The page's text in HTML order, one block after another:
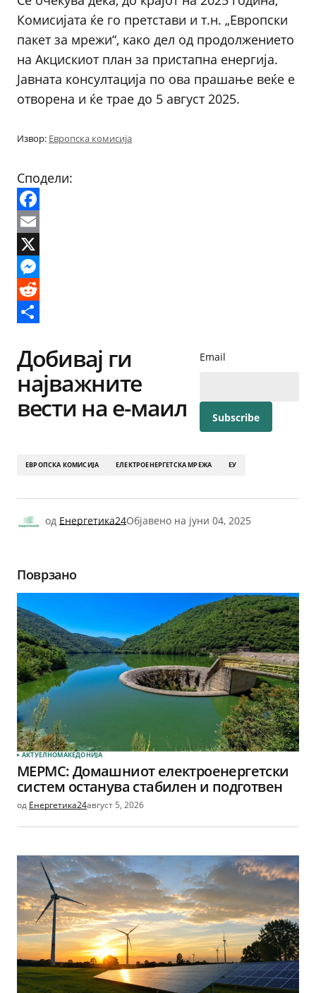
Комисијата ќе го претстави и т.н. „Европски
пакет за мрежи“, како дел од продолжението
на Акцискиот план за пристапна енергија.
Јавната консултација по ова прашање веќе е
отворена и ќе трае до 5 август 2025.
Извор: Европска комисија
Сподели:
Facebook
Email
X
Messenger
Reddit
Добивај ги
најважните
вести на е-маил
Email
ЕВРОПСКА КОМИСИЈА ЕЛЕКТРОЕНЕРГЕТСКА МРЕЖА ЕУ
од Енергетика24Објавено на јуни 04, 2025
Поврзано
АКТУЕЛНОМАКЕДОНИЈА
МЕРМС: Домашниот електроенергетски
систем останува стабилен и подготвен
од Енергетика24август 5, 2026